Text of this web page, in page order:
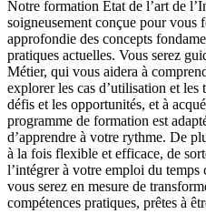
Notre formation État de l’art de
soigneusement conçue pour vous
approfondie des concepts
pratiques actuelles. Vous serez
Métier, qui vous aidera à
explorer les cas d’utilisation et les
défis et les opportunités, et à
programme de formation est
d’apprendre à votre rythme. De
à la fois flexible et efficace, de
l’intégrer à votre emploi du
vous serez en mesure de
compétences pratiques, prêtes à